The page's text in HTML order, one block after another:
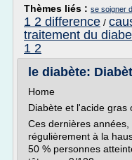
Thèmes liés : se soigner
1 2 difference /
traitement du
1 2
le diabète:
Home
Diabète et l'acide gras
Ces dernières
régulièrement à la
50 % personnes